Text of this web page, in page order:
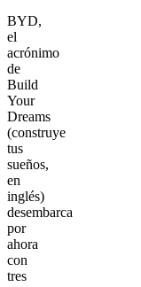
BYD,
el
acrónimo
de
Build
Your
Dreams
(construye
tus
sueños,
en
inglés)
desembarca
por
ahora
con
tres